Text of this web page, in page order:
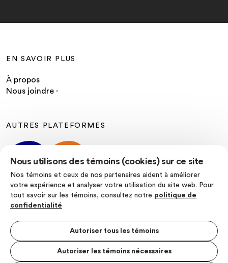
Nous utilisons des témoins (cookies) sur ce site
Nos témoins et ceux de nos partenaires aident à améliorer
votre expérience et analyser votre utilisation du site web. Pour
tout savoir sur les témoins, consultez notre politique de
confidentialité
Autoriser tous les témoins
Autoriser les témoins nécessaires
EN SAVOIR PLUS
À propos
Nous joindre
AUTRES PLATEFORMES
SUIVEZ-NOUS
Politique de confidentialité